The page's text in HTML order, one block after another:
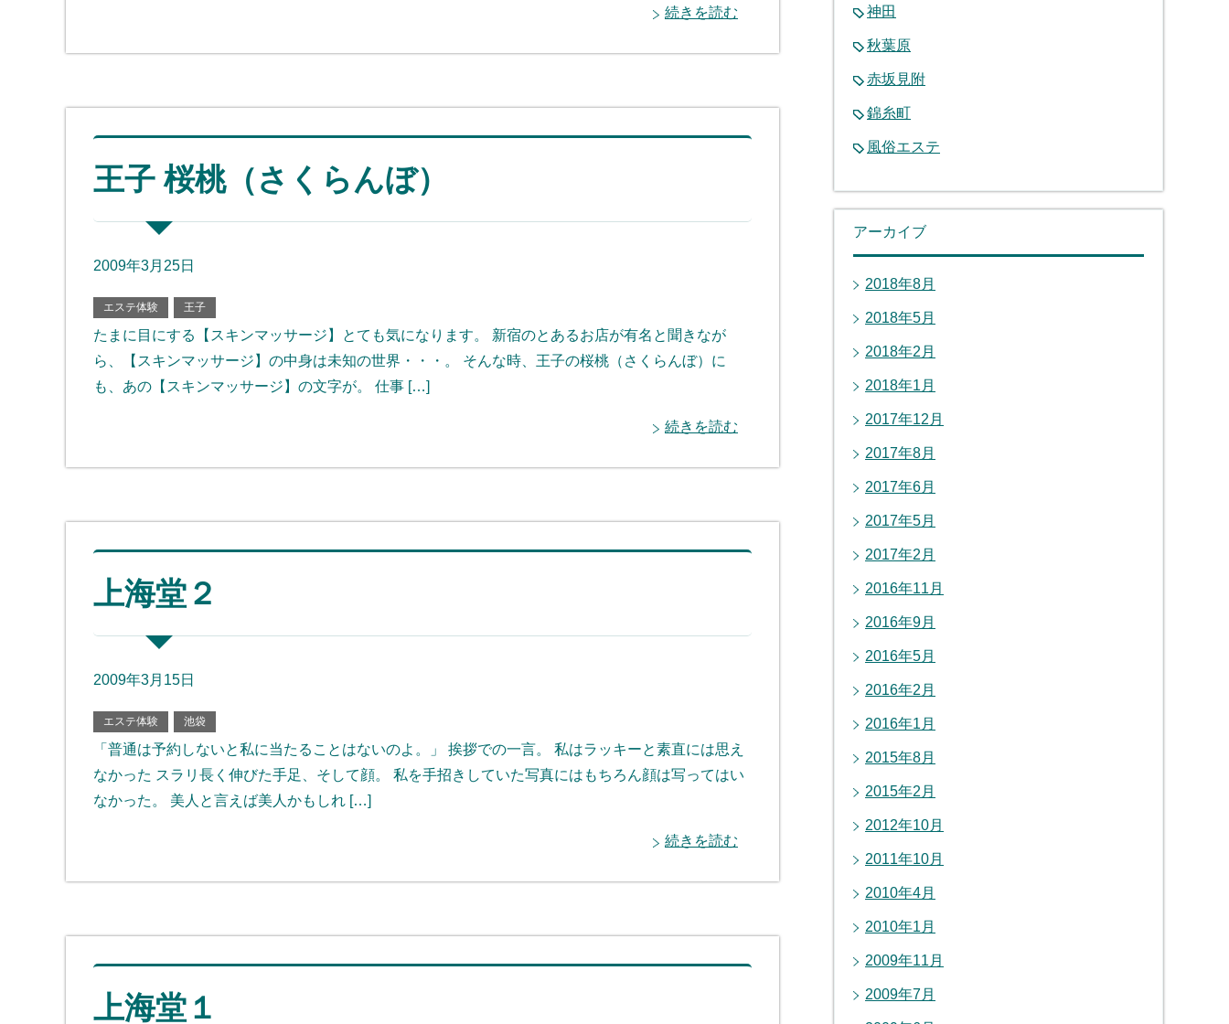
続きを読む
王子 桜桃（さくらんぼ）
2009年3月25日
エステ体験 王子
たまに目にする【スキンマッサージ】とても気になります。 新宿のとあるお店が有名と聞きなが
ら、【スキンマッサージ】の中身は未知の世界・・・。 そんな時、王子の桜桃（さくらんぼ）に
も、あの【スキンマッサージ】の文字が。 仕事 […]
続きを読む
上海堂２
2009年3月15日
エステ体験 池袋
「普通は予約しないと私に当たることはないのよ。」 挨拶での一言。 私はラッキーと素直には思え
なかった スラリ長く伸びた手足、そして顔。 私を手招きしていた写真にはもちろん顔は写ってはい
なかった。 美人と言えば美人かもしれ […]
続きを読む
上海堂１
神田
秋葉原
赤坂見附
錦糸町
風俗エステ
アーカイブ
2018年8月
2018年5月
2018年2月
2018年1月
2017年12月
2017年8月
2017年6月
2017年5月
2017年2月
2016年11月
2016年9月
2016年5月
2016年2月
2016年1月
2015年8月
2015年2月
2012年10月
2011年10月
2010年4月
2010年1月
2009年11月
2009年7月